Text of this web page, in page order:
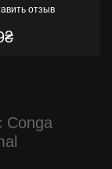
отзыв
Conga